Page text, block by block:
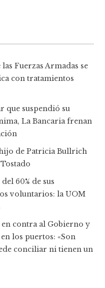
Fuerzas Armadas se
con tratamientos
que suspendió su
La Bancaria frenan
de Patricia Bullrich
60% de sus
voluntarios: la UOM
contra al Gobierno y
los puertos: «Son
conciliar ni tienen un